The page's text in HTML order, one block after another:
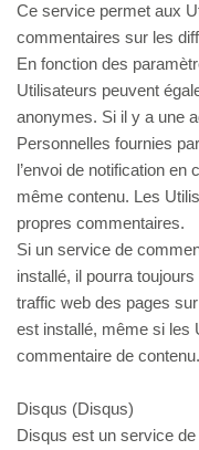
Ce service permet aux
commentaires sur les
En fonction des
Utilisateurs peuvent
anonymes. Si il y a une
Personnelles fournies
l’envoi de notification
même contenu. Les
propres commentaires.
Si un service de
installé, il pourra
traffic web des pages
est installé, même si les
commentaire de contenu.
Disqus (Disqus)
Disqus est un service